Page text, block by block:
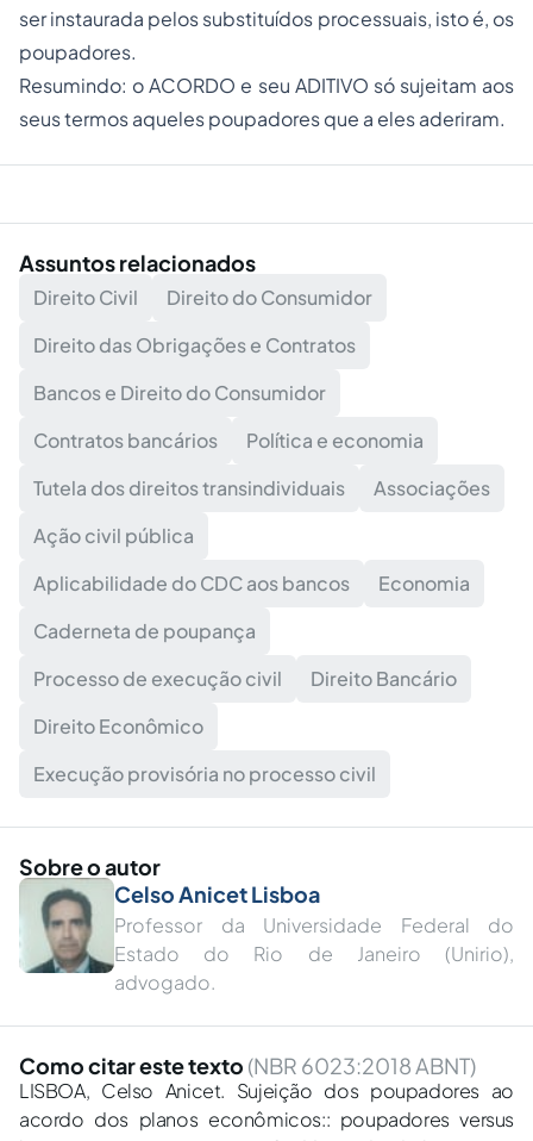
ser instaurada pelos substituídos processuais, isto é, os
poupadores.
Resumindo: o ACORDO e seu ADITIVO só sujeitam aos
seus termos aqueles poupadores que a eles aderiram.
Assuntos relacionados
Direito Civil
Direito do Consumidor
Direito das Obrigações e Contratos
Bancos e Direito do Consumidor
Contratos bancários
Política e economia
Tutela dos direitos transindividuais
Associações
Ação civil pública
Aplicabilidade do CDC aos bancos
Economia
Caderneta de poupança
Processo de execução civil
Direito Bancário
Direito Econômico
Execução provisória no processo civil
Sobre o autor
Celso Anicet Lisboa
Professor da Universidade Federal do
Estado do Rio de Janeiro (Unirio),
advogado.
Como citar este texto (NBR 6023:2018 ABNT)
LISBOA, Celso Anicet. Sujeição dos poupadores ao
acordo dos planos econômicos:: poupadores versus